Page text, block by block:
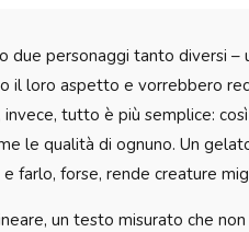
due personaggi tanto diversi
il loro aspetto e vorrebbero
invece, tutto è più semplice:
le qualità di ognuno. Un
farlo, forse, rende creature
un testo misurato che